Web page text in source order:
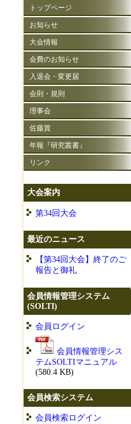
トップページ
お知らせ
大会情報
会費のお知らせ
入退会・変更届
会則・規則
理事会
佐藤賞
年報『研究叢書』
リンク
大会案内
第34回大会
最近のニュース
【第34回大会】終了のご
報告と御礼
会員情報管理システム
(SOLTI)
会員ログイン
会員情報管理シス
テムSOLTIマニュアル
(580.4 KB)
会員検索システム
会員検索ログイン